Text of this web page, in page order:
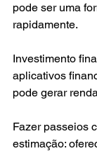
pode ser uma
rapidamente.
Investimento
aplicativos
pode gerar
Fazer passeios
estimação: